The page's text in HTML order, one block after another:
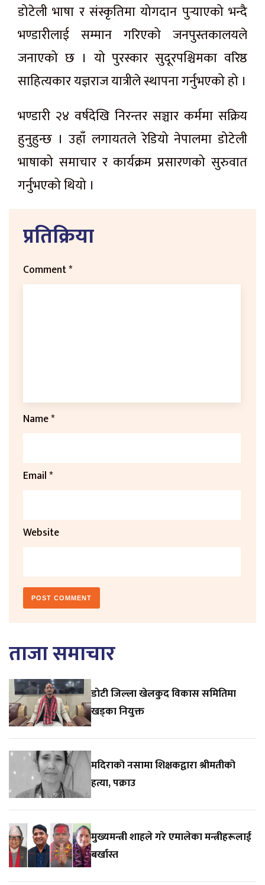
डोटेली भाषा र संस्कृतिमा योगदान पुर्‍याएको भन्दै
भण्डारीलाई सम्मान गरिएको जनपुस्तकालयले
जनाएको छ । यो पुरस्कार सुदूरपश्चिमका वरिष्ठ
साहित्यकार यज्ञराज यात्रीले स्थापना गर्नुभएको हो ।
भण्डारी २४ वर्षदेखि निरन्तर सञ्चार कर्ममा सक्रिय
हुनुहुन्छ । उहाँ लगायतले रेडियो नेपालमा डोटेली
भाषाको समाचार र कार्यक्रम प्रसारणको सुरुवात
गर्नुभएको थियो ।
प्रतिक्रिया
Comment*
Name*
Email*
Website
ताजा समाचार
डाेटी जिल्ला खेलकुद विकास समितिमा
खड्का नियुक्त
मदिराको नसामा शिक्षकद्वारा श्रीमतीको
हत्या, पक्राउ
मुख्यमन्त्री शाहले गरे एमालेका मन्त्रीहरूलाई
बर्खास्त